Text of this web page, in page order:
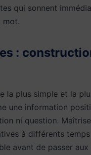
qui sonnent
mot.
:
la plus simple et la
une information
ni question.
à différents
avant de passer